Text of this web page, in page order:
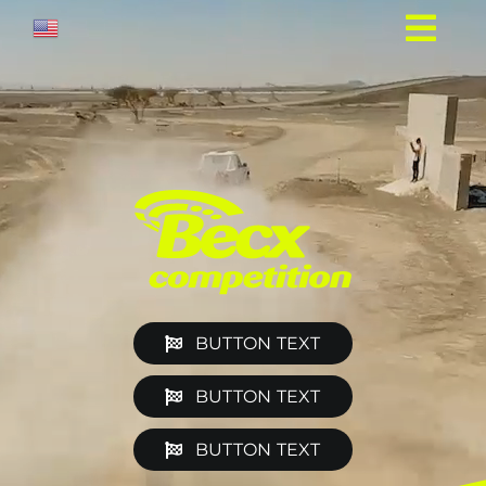
inhoud
BUTTON TEXT
BUTTON TEXT
BUTTON TEXT